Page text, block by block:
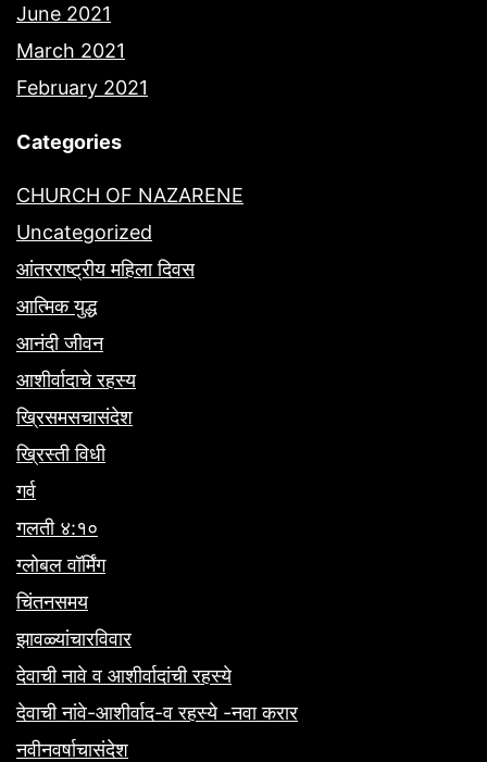
June 2021
March 2021
February 2021
Categories
CHURCH OF NAZARENE
Uncategorized
आंतरराष्ट्रीय महिला दिवस
आत्मिक युद्ध
आनंदी जीवन
आशीर्वादाचे रहस्य
ख्रिसमसचासंदेश
ख्रिस्ती विधी
गर्व
गलती ४:१०
ग्लोबल वॉर्मिंग
चिंतनसमय
झावळ्यांचारविवार
देवाची नावे व आशीर्वादांची रहस्ये
देवाची नांवे-आशीर्वाद-व रहस्ये -नवा करार
नवीनवर्षाचासंदेश